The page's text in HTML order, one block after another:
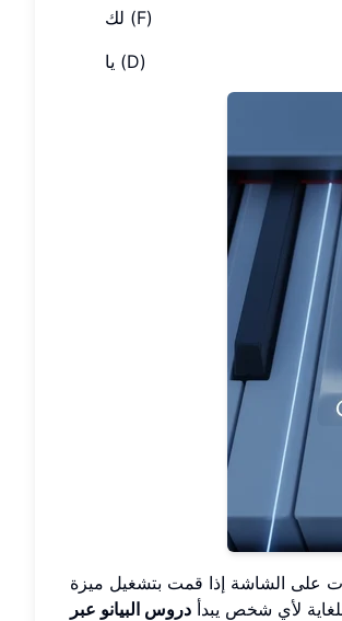
لك (F)
يا (D)
على الشاشة إذا قمت بتشغيل ميزة
لأي شخص يبدأ دروس البيانو عبر